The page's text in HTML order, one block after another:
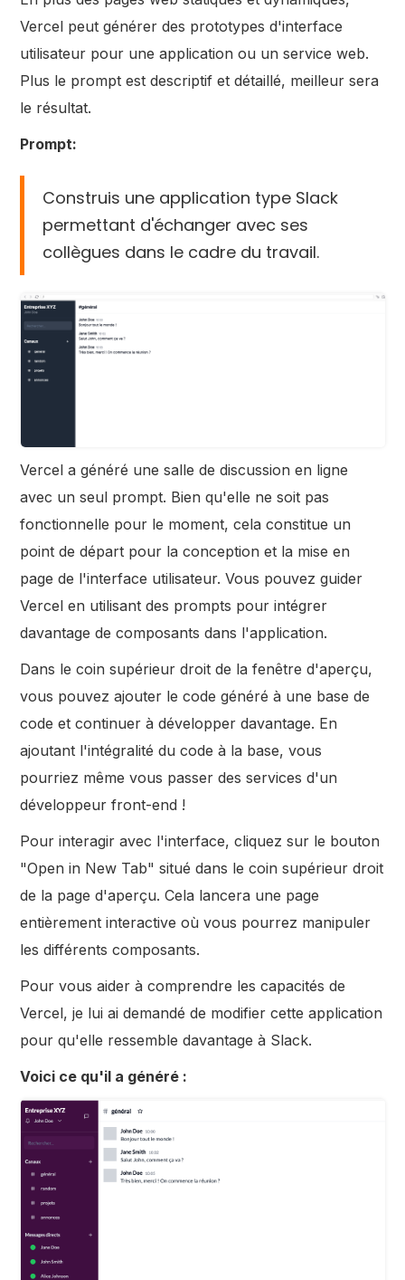
Vercel peut générer des prototypes d'interface
utilisateur pour une application ou un service web.
Plus le prompt est descriptif et détaillé, meilleur sera
le résultat.
Prompt:
Construis une application type Slack
permettant d'échanger avec ses
collègues dans le cadre du travail.
Vercel a généré une salle de discussion en ligne
avec un seul prompt. Bien qu'elle ne soit pas
fonctionnelle pour le moment, cela constitue un
point de départ pour la conception et la mise en
page de l'interface utilisateur. Vous pouvez guider
Vercel en utilisant des prompts pour intégrer
davantage de composants dans l'application.
Dans le coin supérieur droit de la fenêtre d'aperçu,
vous pouvez ajouter le code généré à une base de
code et continuer à développer davantage. En
ajoutant l'intégralité du code à la base, vous
pourriez même vous passer des services d'un
développeur front-end !
Pour interagir avec l'interface, cliquez sur le bouton
"Open in New Tab" situé dans le coin supérieur droit
de la page d'aperçu. Cela lancera une page
entièrement interactive où vous pourrez manipuler
les différents composants.
Pour vous aider à comprendre les capacités de
Vercel, je lui ai demandé de modifier cette application
pour qu'elle ressemble davantage à Slack.
Voici ce qu'il a généré :